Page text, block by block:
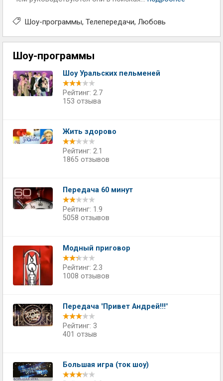
Шоу-программы Телепередачи Любовь
Шоу-программы
Шоу Уральских пельменей
Рейтинг: 2.7
153 отзыва
Жить здорово
Рейтинг: 2.1
1865 отзывов
Передача 60 минут
Рейтинг: 1.9
5058 отзывов
Модный приговор
Рейтинг: 2.3
1008 отзывов
Передача "Привет Андрей!!!"
Рейтинг: 3
401 отзыв
Большая игра (ток шоу)